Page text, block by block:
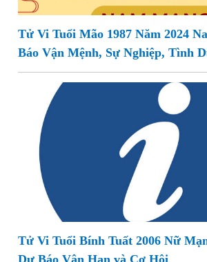
Tử Vi Tuổi Mão 1987 Năm 2024
Báo Vận Mệnh, Sự Nghiệp, Tình
Tử Vi Tuổi Bính Tuất 2006 Nữ